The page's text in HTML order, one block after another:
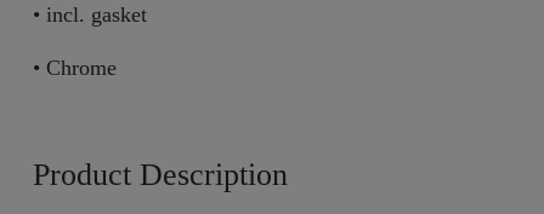
Product Description
• incl. gasket
• Chrome